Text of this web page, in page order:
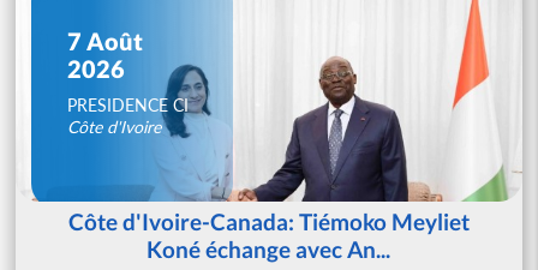
7 Août
2026
PRESIDENCE CI
Côte d'Ivoire
Côte d'Ivoire-Canada: Tiémoko Meyliet
Koné échange avec An...